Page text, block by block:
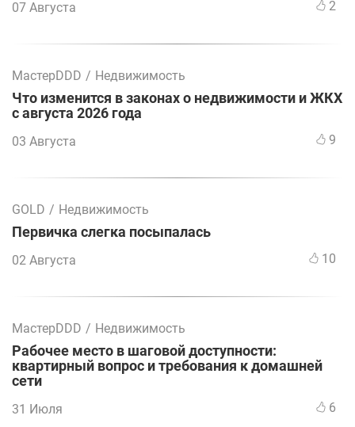
07 Августа 2
МастерDDD / Недвижимость
Что изменится в законах о недвижимости и ЖКХ
с августа 2026 года
03 Августа 9
GOLD / Недвижимость
Первичка слегка посыпалась
02 Августа 10
МастерDDD / Недвижимость
Рабочее место в шаговой доступности:
квартирный вопрос и требования к домашней
сети
31 Июля 6